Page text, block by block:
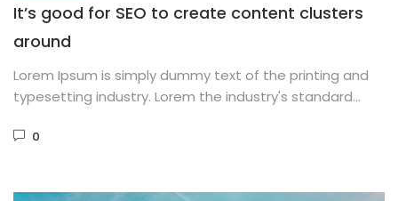
It’s good for SEO to create content clusters
around
Lorem Ipsum is simply dummy text of the printing and
typesetting industry. Lorem the industry's standard
0